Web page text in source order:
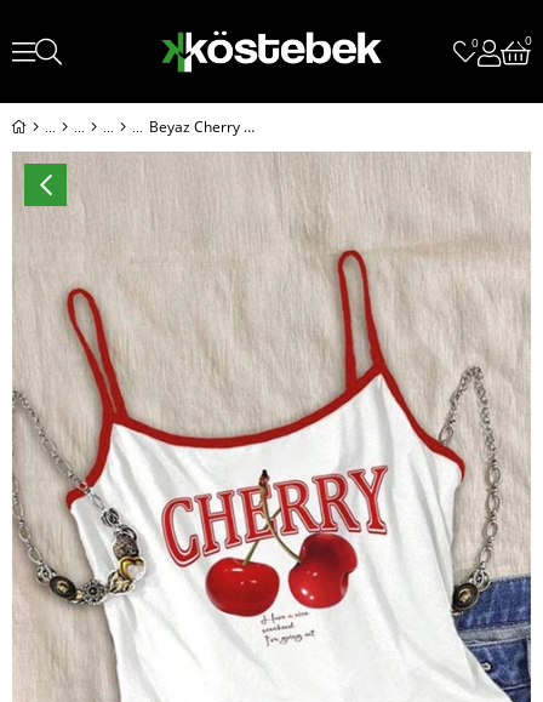
0 0
Beyaz Cherry Bomb Y2K Kırmızı Askılı Crop